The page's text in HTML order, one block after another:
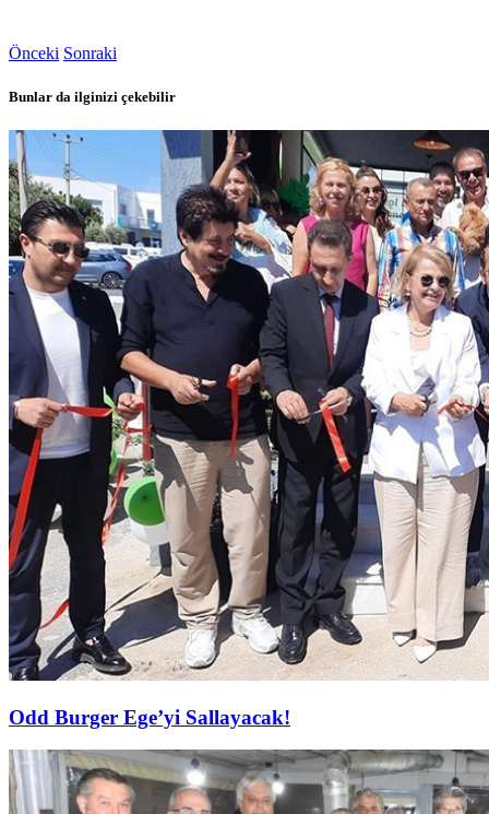
Önceki Sonraki
Bunlar da ilginizi çekebilir
Odd Burger Ege’yi Sallayacak!